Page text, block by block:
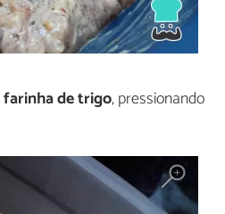
farinha de trigo, pressionando